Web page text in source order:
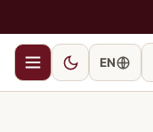
EN